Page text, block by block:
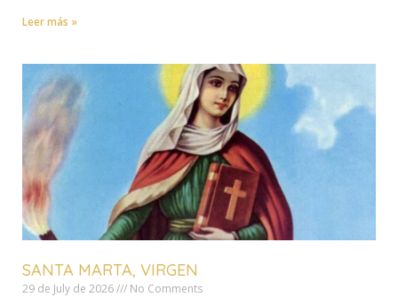
Leer más »
SANTA MARTA, VIRGEN
29 de July de 2026 No Comments